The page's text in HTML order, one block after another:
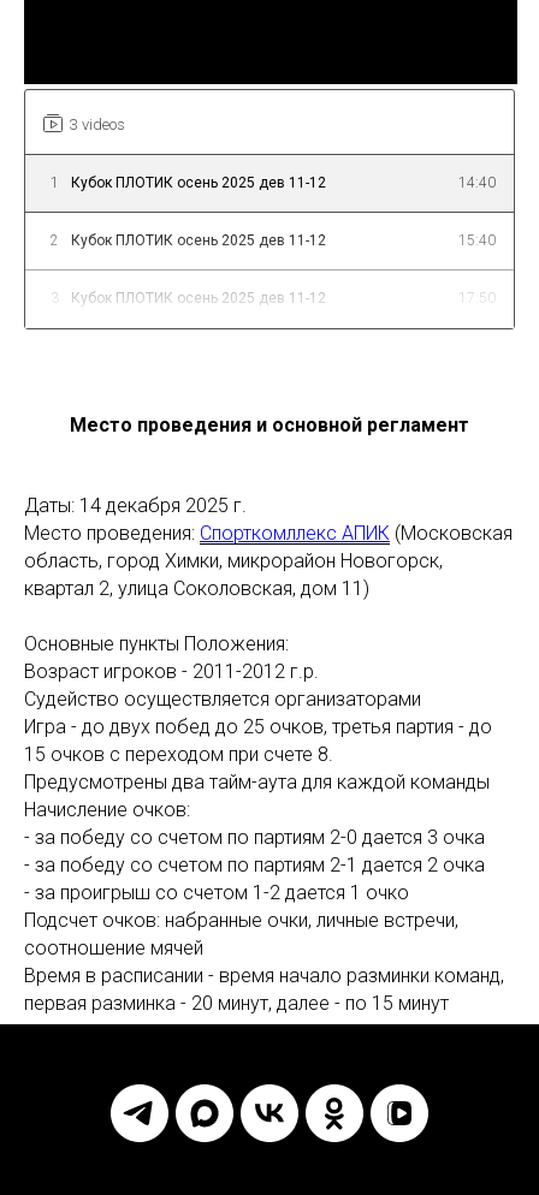
3 videos
1 Кубок ПЛОТИК осень 2025 дев 11-12 14:40
2 Кубок ПЛОТИК осень 2025 дев 11-12 15:40
3 Кубок ПЛОТИК осень 2025 дев 11-12 17:50
Место проведения и основной регламент
Даты: 14 декабря 2025 г.
Место проведения: Спорткомллекс АПИК (Московская
область, город Химки, микрорайон Новогорск,
квартал 2, улица Соколовская, дом 11)
Основные пункты Положения:
Возраст игроков - 2011-2012 г.р.
Судейство осуществляется организаторами
Игра - до двух побед до 25 очков, третья партия - до
15 очков с переходом при счете 8.
Предусмотрены два тайм-аута для каждой команды
Начисление очков:
- за победу со счетом по партиям 2-0 дается 3 очка
- за победу со счетом по партиям 2-1 дается 2 очка
- за проигрыш со счетом 1-2 дается 1 очко
Подсчет очков: набранные очки, личные встречи,
соотношение мячей
Время в расписании - время начало разминки команд,
первая разминка - 20 минут, далее - по 15 минут